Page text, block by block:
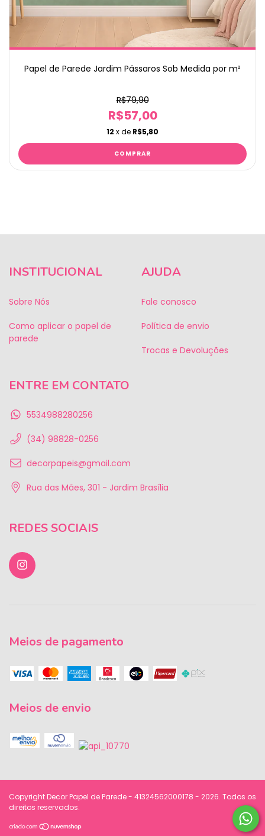
Papel de Parede Jardim Pássaros Sob Medida por m²
R$79,90
R$57,00
12 x de R$5,80
INSTITUCIONAL
Sobre Nós
Como aplicar o papel de
parede
AJUDA
Fale conosco
Política de envio
Trocas e Devoluções
ENTRE EM CONTATO
5534988280256
(34) 98828-0256
decorpapeis@gmail.com
Rua das Mães, 301 - Jardim Brasília
REDES SOCIAIS
Meios de pagamento
Meios de envio
Copyright Decor Papel de Parede - 41324562000178 - 2026. Todos os
direitos reservados.